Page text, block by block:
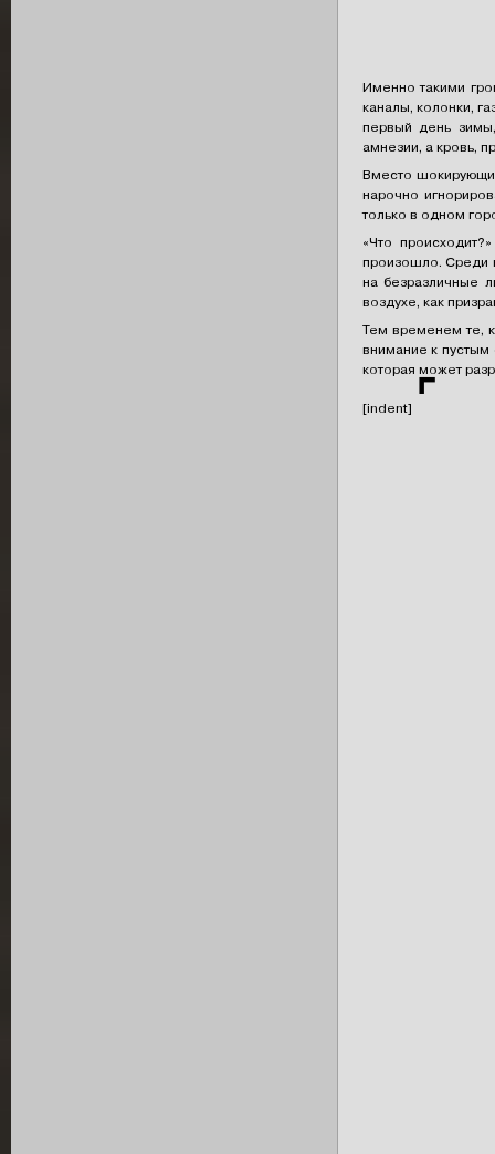
Именно такими
каналы, колонки,
первый день
амнезии, а кровь,
Вместо
нарочно
только в одном
«Что
произошло. Среди
на безразличные
воздухе, как
Тем временем те,
внимание к пустым
которая может
[indent] ⌜